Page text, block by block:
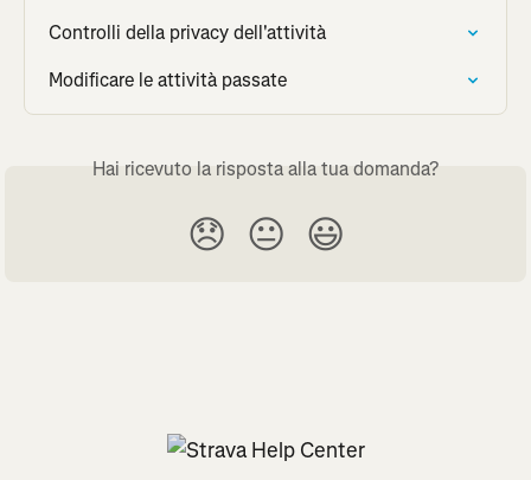
Controlli della privacy dell'attività
Modificare le attività passate
Hai ricevuto la risposta alla tua domanda?
😞 😐 😃